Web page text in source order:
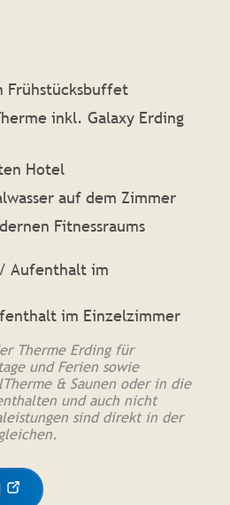
Frühstücksbuffet
inkl. Galaxy Erding
Hotel
auf dem Zimmer
Fitnessraums
Aufenthalt im
im Einzelzimmer
Therme Erding für
und Ferien sowie
& Saunen oder in die
und auch nicht
sind direkt in der